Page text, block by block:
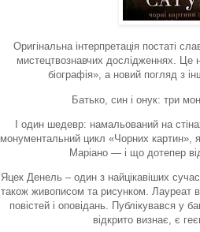
Оригінальна інтерпретація постаті
мистецтвознавчих дослідженнях. Це
біографія», а новий погляд з
Батько, син і онук: три
І один шедевр: намальований на
монументальний цикл «Чорних картин»,
Маріано — і що дотепер
Яцек Денель – один з найцікавіших
також живописом та рисунком. Лауреат
повістей і оповідань. Публікувався у
відкрито визнає, є